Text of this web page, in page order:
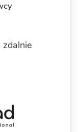
zdalnie